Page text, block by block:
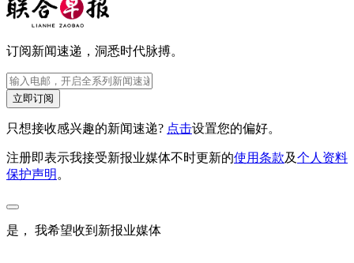
订阅新闻速递，洞悉时代脉搏。
立即订阅
只想接收感兴趣的新闻速递? 点击设置您的偏好。
注册即表示我接受新报业媒体不时更新的使用条款及个人资料
保护声明 。
是， 我希望收到新报业媒体